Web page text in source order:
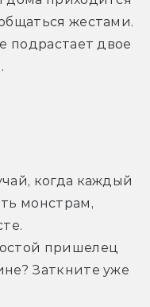
жестами.
подрастает двое
когда каждый
монстрам,
пришелец
Заткните уже